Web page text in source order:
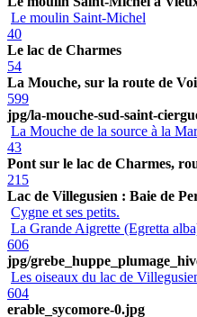
Le moulin Saint-Michel
40
Le lac de Charmes
54
La Mouche, sur la route de
599
jpg/la-mouche-sud-saint-
La Mouche de la source à la
43
Pont sur le lac de Charmes,
215
Lac de Villegusien : Baie de
Cygne et ses petits.
La Grande Aigrette (Egretta
606
jpg/
Les oiseaux du lac de
604
erable_sycomore-0.jpg